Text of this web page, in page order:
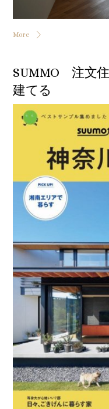
More
SUMMO 注文
建てる